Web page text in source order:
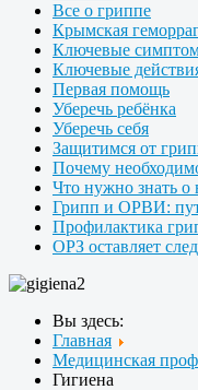
Все о гриппе
Крымская
Ключевые
Ключевые
Первая помощь
Уберечь ребёнка
Уберечь себя
Защитимся от
Почему
Что нужно знать о
Грипп и ОРВИ:
Профилактика
ОРЗ оставляет
Вы здесь:
Главная
Медицинская
Гигиена